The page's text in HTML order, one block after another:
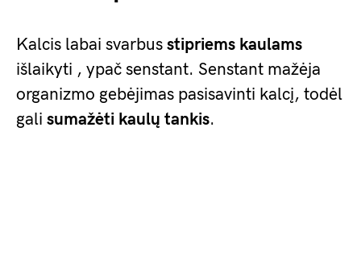
Kalcis labai svarbus stipriems kaulams
išlaikyti , ypač senstant. Senstant mažėja
organizmo gebėjimas pasisavinti kalcį, todėl
gali sumažėti kaulų tankis.